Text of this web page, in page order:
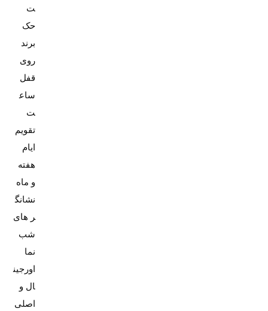
حک
برند
روی
قفل
ساع
تقویم
ایام
هفته
نشانگ
ر های
شب
اورجین
ال و